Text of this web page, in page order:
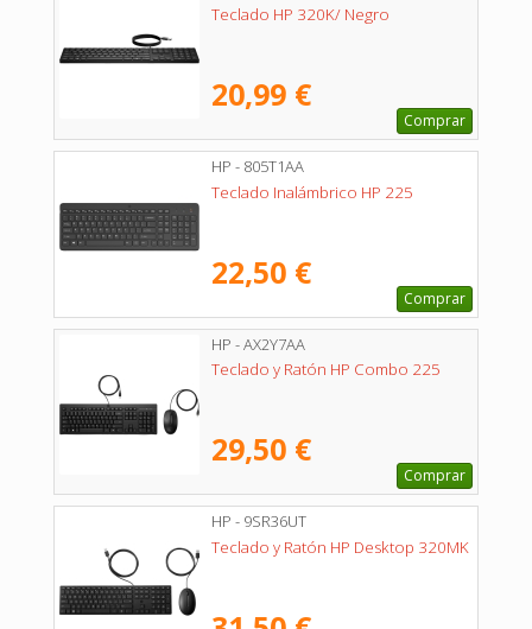
Teclado HP 320K/ Negro
20,99 €
Comprar
HP - 805T1AA
Teclado Inalámbrico HP 225
22,50 €
Comprar
HP - AX2Y7AA
Teclado y Ratón HP Combo 225
29,50 €
Comprar
HP - 9SR36UT
Teclado y Ratón HP Desktop 320MK